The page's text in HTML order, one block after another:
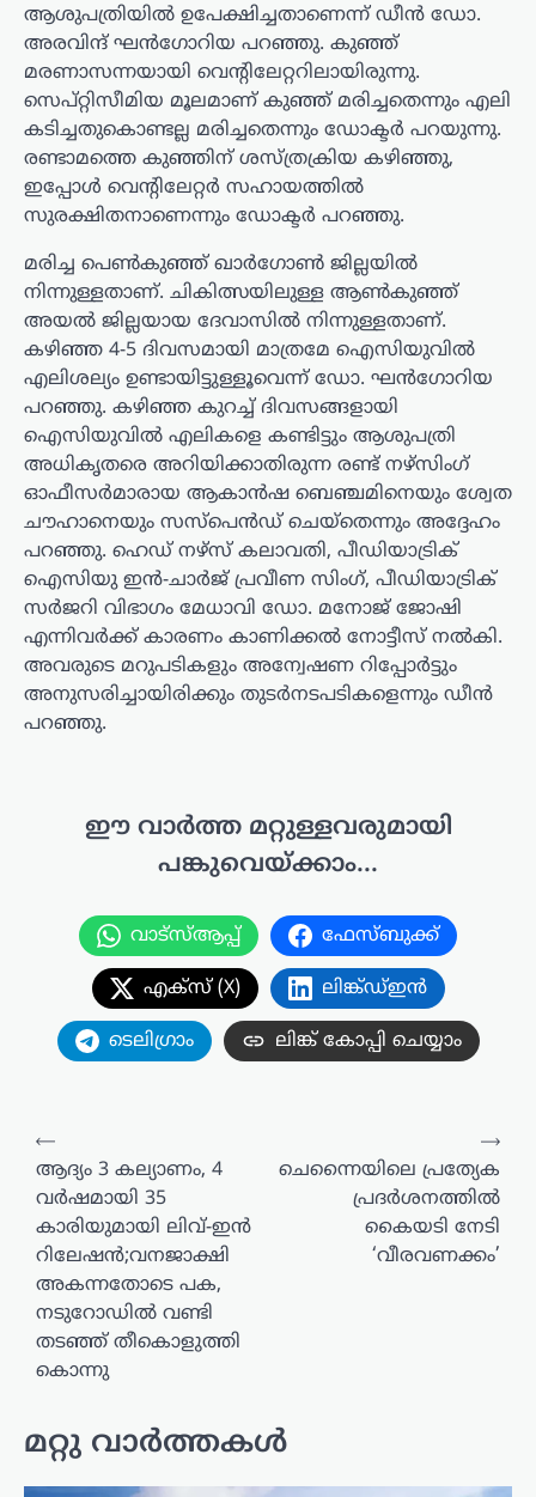
ആശുപത്രിയിൽ ഉപേക്ഷിച്ചതാണെന്ന് ഡീൻ ഡോ.
അരവിന്ദ് ഘൻഗോറിയ പറഞ്ഞു. കുഞ്ഞ്
മരണാസന്നയായി വെന്റിലേറ്ററിലായിരുന്നു.
സെപ്റ്റിസീമിയ മൂലമാണ് കുഞ്ഞ് മരിച്ചതെന്നും എലി
കടിച്ചതുകൊണ്ടല്ല മരിച്ചതെന്നും ഡോക്ടർ പറയുന്നു.
രണ്ടാമത്തെ കുഞ്ഞിന് ശസ്ത്രക്രിയ കഴിഞ്ഞു,
ഇപ്പോൾ വെന്റിലേറ്റർ സഹായത്തിൽ
സുരക്ഷിതനാണെന്നും ഡോക്ടർ പറഞ്ഞു.
മരിച്ച പെൺകുഞ്ഞ് ഖാർഗോൺ ജില്ലയിൽ
നിന്നുള്ളതാണ്. ചികിത്സയിലുള്ള ആൺകുഞ്ഞ്
അയൽ ജില്ലയായ ദേവാസിൽ നിന്നുള്ളതാണ്.
കഴിഞ്ഞ 4-5 ദിവസമായി മാത്രമേ ഐസിയുവിൽ
എലിശല്യം ഉണ്ടായിട്ടുള്ളൂവെന്ന് ഡോ. ഘൻഗോറിയ
പറഞ്ഞു. കഴിഞ്ഞ കുറച്ച് ദിവസങ്ങളായി
ഐസിയുവിൽ എലികളെ കണ്ടിട്ടും ആശുപത്രി
അധികൃതരെ അറിയിക്കാതിരുന്ന രണ്ട് നഴ്സിംഗ്
ഓഫീസർമാരായ ആകാൻഷ ബെഞ്ചമിനെയും ശ്വേത
ചൗഹാനെയും സസ്പെൻഡ് ചെയ്തെന്നും അദ്ദേഹം
പറഞ്ഞു. ഹെഡ് നഴ്സ് കലാവതി, പീഡിയാട്രിക്
ഐസിയു ഇൻ-ചാർജ് പ്രവീണ സിംഗ്, പീഡിയാട്രിക്
സർജറി വിഭാഗം മേധാവി ഡോ. മനോജ് ജോഷി
എന്നിവർക്ക് കാരണം കാണിക്കൽ നോട്ടീസ് നൽകി.
അവരുടെ മറുപടികളും അന്വേഷണ റിപ്പോർട്ടും
അനുസരിച്ചായിരിക്കും തുടർനടപടികളെന്നും ഡീൻ
പറഞ്ഞു.
ഈ വാർത്ത മറ്റുള്ളവരുമായി
പങ്കുവെയ്ക്കാം...
വാട്സ്ആപ്പ് ഫേസ്ബുക്ക്
എക്സ് (X) ലിങ്ക്ഡ്ഇൻ
ടെലിഗ്രാം ലിങ്ക് കോപ്പി ചെയ്യാം
പോസ്റ്റുകളിലൂടെ
⟵
ആദ്യം 3 കല്യാണം, 4
വർഷമായി 35
കാരിയുമായി ലിവ്-ഇൻ
റിലേഷൻ;വനജാക്ഷി
അകന്നതോടെ പക,
നടുറോഡിൽ വണ്ടി
തടഞ്ഞ് തീകൊളുത്തി
കൊന്നു
ചെന്നൈയിലെ പ്രത്യേക
പ്രദര്‍ശനത്തില്‍
കൈയടി നേടി
‘വീരവണക്കം’
⟶
മറ്റു വാർത്തകൾ